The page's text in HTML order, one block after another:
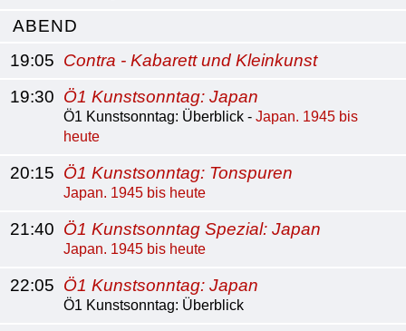
ABEND
19:05 Contra - Kabarett und Kleinkunst
19:30 Ö1 Kunstsonntag: Japan
Ö1 Kunstsonntag: Überblick - Japan. 1945 bis
heute
20:15 Ö1 Kunstsonntag: Tonspuren
Japan. 1945 bis heute
21:40 Ö1 Kunstsonntag Spezial: Japan
Japan. 1945 bis heute
22:05 Ö1 Kunstsonntag: Japan
Ö1 Kunstsonntag: Überblick